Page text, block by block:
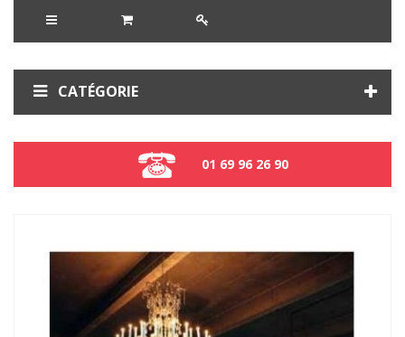
CATÉGORIE
01 69 96 26 90